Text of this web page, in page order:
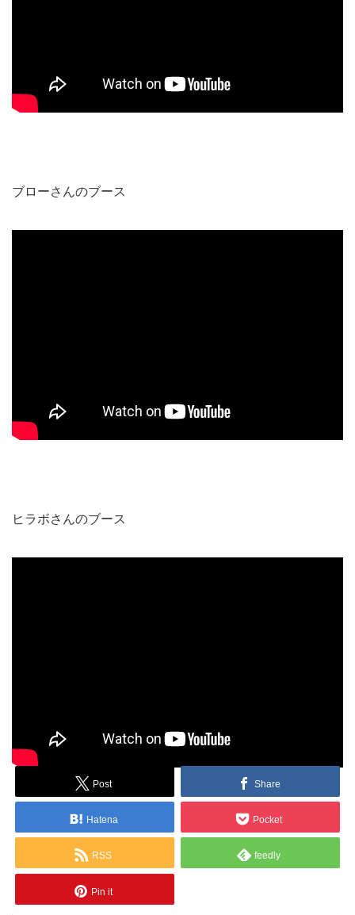
ブローさんのブース
ヒラボさんのブース
Post Share
Hatena Pocket
RSS feedly
Pin it